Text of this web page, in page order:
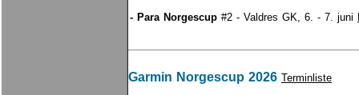
- Para Norgescup #2 - Valdres GK, 6. - 7. juni
Garmin Norgescup 2026 Terminliste